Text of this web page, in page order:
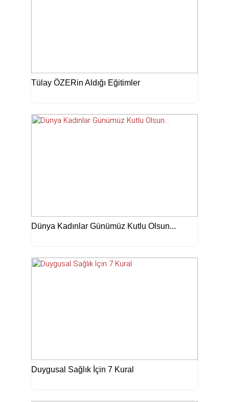
Tülay ÖZERin Aldığı Eğitimler
Dünya Kadınlar Günümüz Kutlu Olsun...
Duygusal Sağlık İçin 7 Kural